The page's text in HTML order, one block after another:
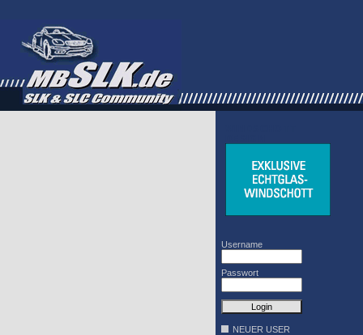
Username
Passwort
NEUER USER